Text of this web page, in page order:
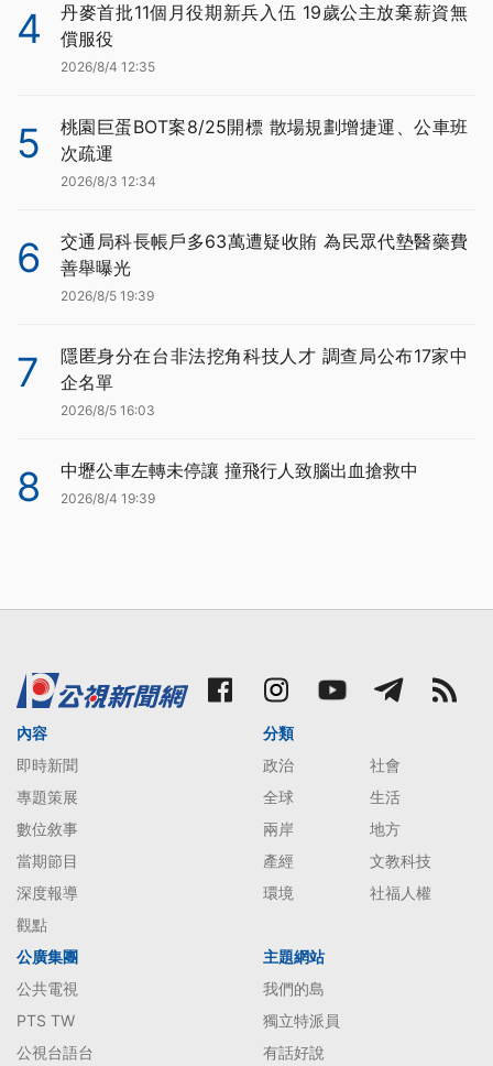
4
丹麥首批11個月役期新兵入伍 19歲公主放棄薪資無
償服役
2026/8/4 12:35
5
桃園巨蛋BOT案8/25開標 散場規劃增捷運、公車班
次疏運
2026/8/3 12:34
6
交通局科長帳戶多63萬遭疑收賄 為民眾代墊醫藥費
善舉曝光
2026/8/5 19:39
7
隱匿身分在台非法挖角科技人才 調查局公布17家中
企名單
2026/8/5 16:03
8 中壢公車左轉未停讓 撞飛行人致腦出血搶救中
2026/8/4 19:39
內容
即時新聞
專題策展
數位敘事
當期節目
深度報導
觀點
分類
政治
社會
全球
生活
兩岸
地方
產經
文教科技
環境
社福人權
公廣集團
公共電視
PTS TW
公視台語台
主題網站
我們的島
獨立特派員
有話好說